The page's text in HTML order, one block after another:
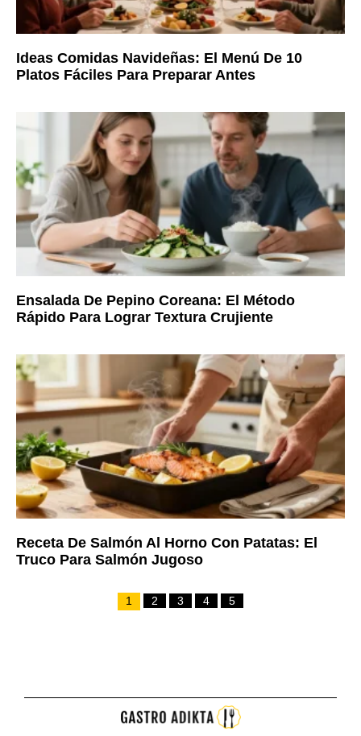
Ideas Comidas Navideñas: El Menú De 10
Platos Fáciles Para Preparar Antes
Ensalada De Pepino Coreana: El Método
Rápido Para Lograr Textura Crujiente
Receta De Salmón Al Horno Con Patatas: El
Truco Para Salmón Jugoso
1 2 3 4 5